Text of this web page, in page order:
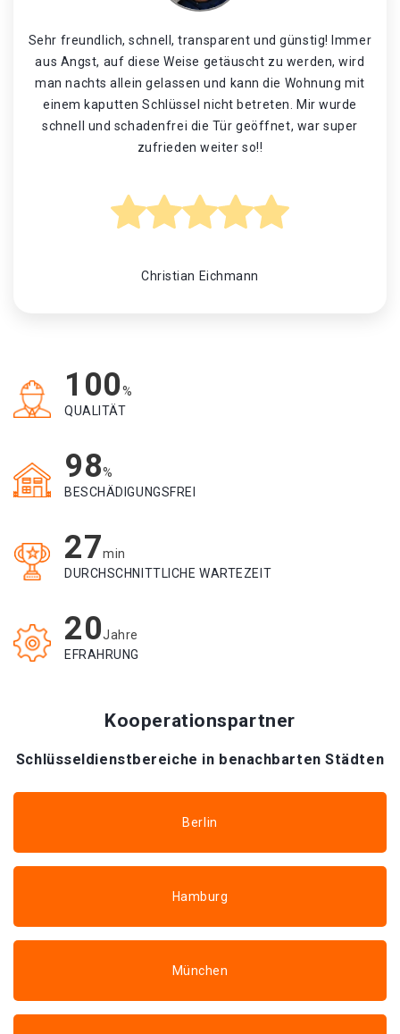
Sehr freundlich, schnell, transparent und günstig! Immer
aus Angst, auf diese Weise getäuscht zu werden, wird
man nachts allein gelassen und kann die Wohnung mit
einem kaputten Schlüssel nicht betreten. Mir wurde
schnell und schadenfrei die Tür geöffnet, war super
zufrieden weiter so!!
Christian Eichmann
100%
QUALITÄT
98%
BESCHÄDIGUNGSFREI
27min
DURCHSCHNITTLICHE WARTEZEIT
20Jahre
EFRAHRUNG
Kooperationspartner
Schlüsseldienstbereiche in benachbarten Städten
Berlin
Hamburg
München